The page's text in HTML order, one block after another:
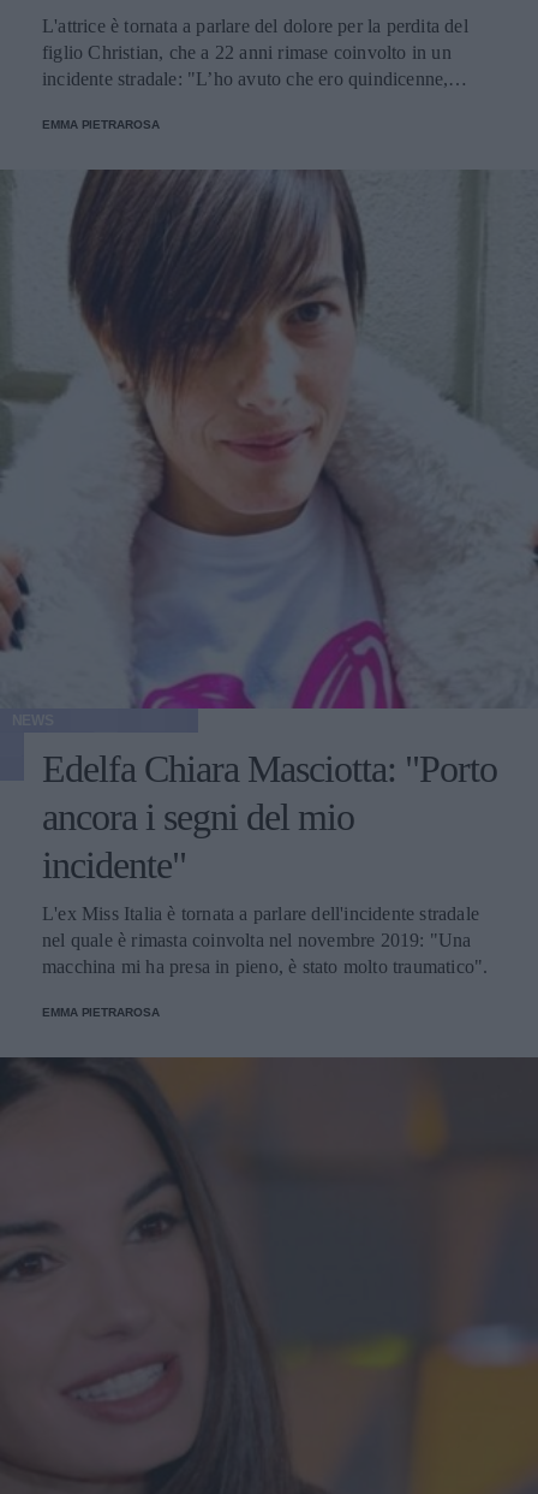
L'attrice è tornata a parlare del dolore per la perdita del
figlio Christian, che a 22 anni rimase coinvolto in un
incidente stradale: "L’ho avuto che ero quindicenne,
EMMA PIETRAROSA
Edelfa Chiara Masciotta: "Porto
ancora i segni del mio
incidente"
L'ex Miss Italia è tornata a parlare dell'incidente stradale
nel quale è rimasta coinvolta nel novembre 2019: "Una
macchina mi ha presa in pieno, è stato molto traumatico".
EMMA PIETRAROSA